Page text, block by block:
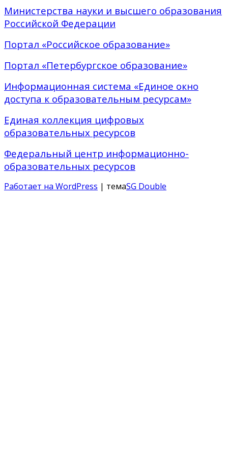
Министерства науки и высшего образования
Российской Федерации
Портал «Российское образование»
Портал «Петербургское образование»
Информационная система «Единое окно
доступа к образовательным ресурсам»
Единая коллекция цифровых
образовательных ресурсов
Федеральный центр информационно-
образовательных ресурсов
Работает на WordPress | темаSG Double